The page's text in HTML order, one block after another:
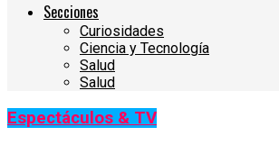
Secciones
Curiosidades
Ciencia y Tecnología
Salud
Salud
Espectáculos & TV